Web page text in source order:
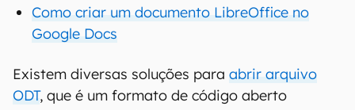
Como criar um documento LibreOffice no
Google Docs
Existem diversas soluções para abrir arquivo
ODT, que é um formato de código aberto